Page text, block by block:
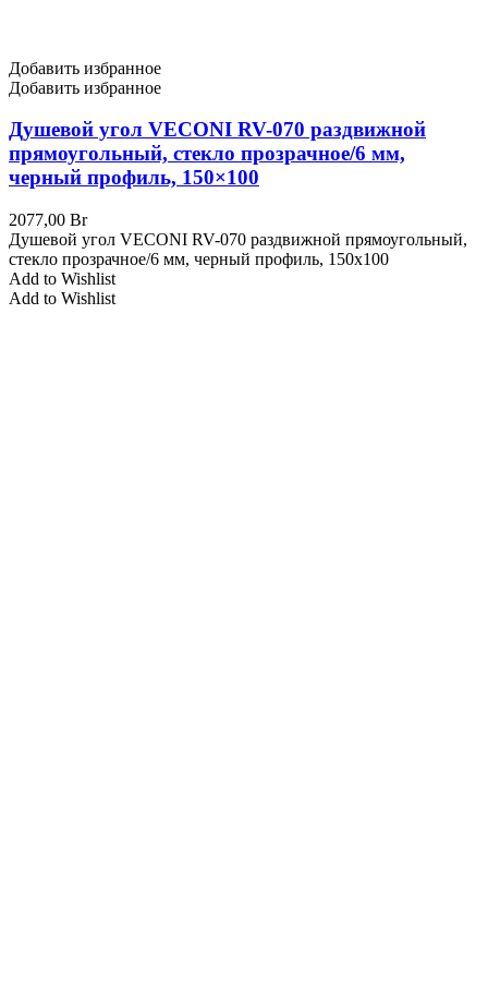
Добавить избранное
Добавить избранное
Душевой угол VECONI RV-070 раздвижной
прямоугольный, стекло прозрачное/6 мм,
черный профиль, 150×100
2077,00 Br
Душевой угол VECONI RV-070 раздвижной прямоугольный,
стекло прозрачное/6 мм, черный профиль, 150x100
Add to Wishlist
Add to Wishlist